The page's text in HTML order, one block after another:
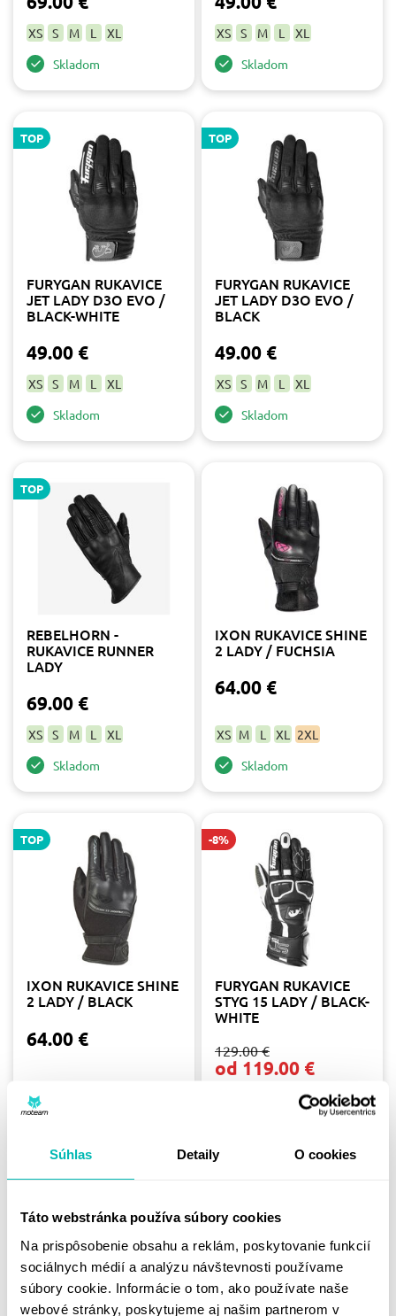
Súhlas Detaily O cookies
Táto webstránka používa súbory cookies
Na prispôsobenie obsahu a reklám, poskytovanie funkcií
sociálnych médií a analýzu návštevnosti používame
súbory cookie. Informácie o tom, ako používate naše
webové stránky, poskytujeme aj našim partnerom v
XS S M L
XL
Skladom
XS S M L
XL
Skladom
TOP
FURYGAN RUKAVICE
JET LADY D3O EVO /
BLACK-WHITE
49.00 €
XS S M L
XL
Skladom
TOP
FURYGAN RUKAVICE
JET LADY D3O EVO /
BLACK
49.00 €
XS S M L
XL
Skladom
TOP
REBELHORN -
RUKAVICE RUNNER
LADY
69.00 €
XS S M L
XL
Skladom
IXON RUKAVICE SHINE
2 LADY / FUCHSIA
64.00 €
XS M L XL
2XL
Skladom
TOP
IXON RUKAVICE SHINE
2 LADY / BLACK
64.00 €
XS
-8%
FURYGAN RUKAVICE
STYG 15 LADY / BLACK-
WHITE
129.00 €
od 119.00 €
XL